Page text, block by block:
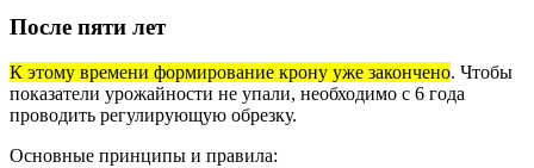
После пяти лет
К этому времени формирование крону уже закончено. Чтобы
показатели урожайности не упали, необходимо с 6 года
проводить регулирующую обрезку.
Основные принципы и правила: